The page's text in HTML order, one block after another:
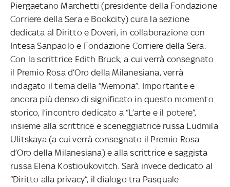
Piergaetano Marchetti (presidente della Fondazione
Corriere della Sera e Bookcity) cura la sezione
dedicata al Diritto e Doveri, in collaborazione con
Intesa Sanpaolo e Fondazione Corriere della Sera.
Con la scrittrice Edith Bruck, a cui verrà consegnato
il Premio Rosa d’Oro della Milanesiana, verrà
indagato il tema della “Memoria”. Importante e
ancora più denso di significato in questo momento
storico, l’incontro dedicato a “L’arte e il potere”,
insieme alla scrittrice e sceneggiatrice russa Ludmila
Ulitskaya (a cui verrà consegnato il Premio Rosa
d’Oro della Milanesiana) e alla scrittrice e saggista
russa Elena Kostioukovitch. Sarà invece dedicato al
“Diritto alla privacy”, il dialogo tra Pasquale